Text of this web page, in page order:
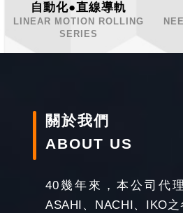
自動化●直線導軌
LINEAR MOTION ROLLING
SERIES
關於我們
ABOUT US
40幾年來，本公司代
ASAHI、NACHI、IKO